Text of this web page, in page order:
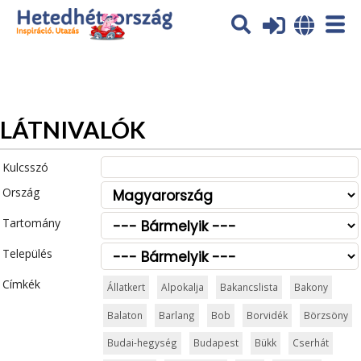
Az oldal sütiket (cookies) használ. További tájékoztatás itt:
Adatvédelmi tájékoztató
LÁTNIVALÓK
Kulcsszó
Ország
Tartomány
Település
Címkék
Állatkert Alpokalja Bakancslista Bakony
Balaton Barlang Bob Borvidék Börzsöny
Budai-hegység Budapest Bükk Cserhát